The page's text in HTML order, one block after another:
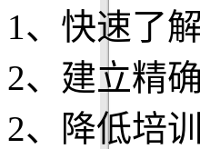
1、快速了
2、建立精
2、降低培